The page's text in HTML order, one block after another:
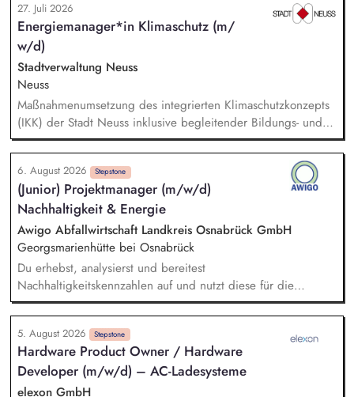
27. Juli 2026
Energiemanager*in Klimaschutz (m/
w/d)
Stadtverwaltung Neuss
Neuss
Maßnahmenumsetzung des integrierten Klimaschutzkonzepts
(IKK) der Stadt Neuss inklusive begleitender Bildungs- und
Öffentlichkeitsarbeit sowie Fortschreibung des IKK.
Monitoring und Berichterstattung zu den ca. 60 städtischen
PV-Anlagen sowie Planung weiterer Anlageninstallationen.
Prüfung, Planung und Umsetzung von Modellen zu Energy-
Sharing und/oder Strombilanzkreismodellen. Eigenständige
Fördermittelakquise und Durchführung von Förderprojekten
in den Bereichen regenerative Energien sowie
energiesparendes Bauen und Sanieren.
6. August 2026 Stepstone
(Junior) Projektmanager (m/w/d)
Nachhaltigkeit & Energie
Awigo Abfallwirtschaft Landkreis Osnabrück GmbH
Georgsmarienhütte bei Osnabrück
Du erhebst, analysierst und bereitest
Nachhaltigkeitskennzahlen auf und nutzt diese für die
Erstellung sowie kontinuierliche Weiterentwicklung unseres
Nachhaltigkeitsberichts nach anerkannten Berichtsstandards
(z. B. VSME). Bei der Berechnung und Weiterentwicklung
unseres Corporate Carbon Footprints (CCF) unterstützt du
und leitest gemeinsam mit dem Team Maßnahmen zur
Emissionsreduzierung ab. Du entwickelst ökologische
5. August 2026 Stepstone
Hardware Product Owner / Hardware
Developer (m/w/d) – AC-Ladesysteme
elexon GmbH